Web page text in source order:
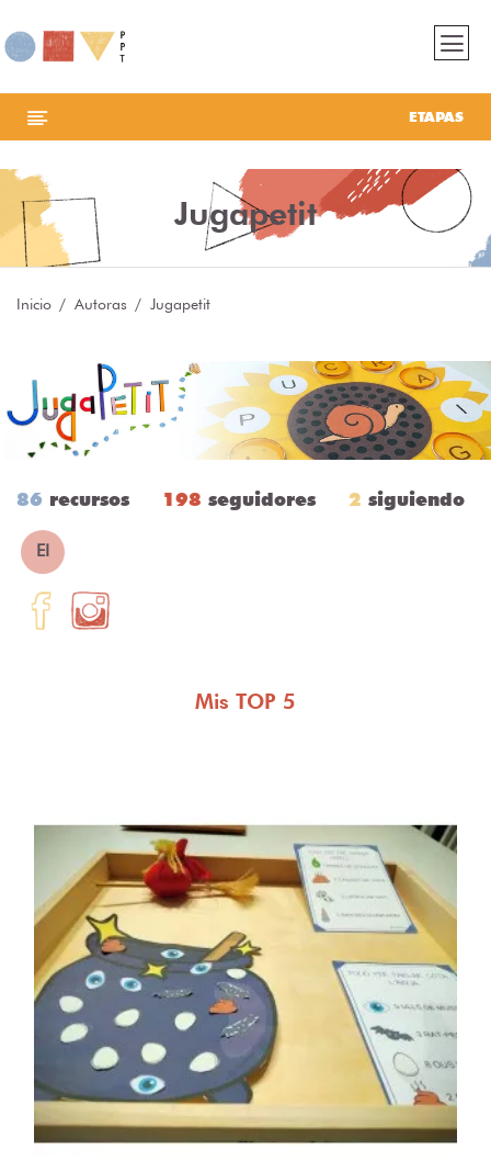
ETAPAS
Jugapetit
Inicio Autoras Jugapetit
86 recursos 198 seguidores 2 siguiendo
EI
Mis TOP 5